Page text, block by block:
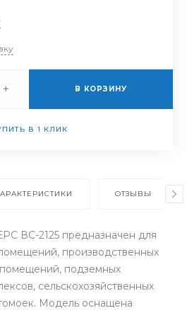
+ В КОРЗИНУ
В 1 КЛИК
ОТЗЫВЫ
ВС-2125 предназначен для
производственных
подземных
сельскохозяйственных
Модель оснащена